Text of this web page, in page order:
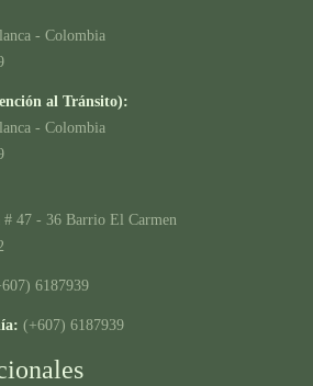
- Colombia
al Tránsito):
- Colombia
# 47 - 36 Barrio El Carmen
6187939
(+607) 6187939